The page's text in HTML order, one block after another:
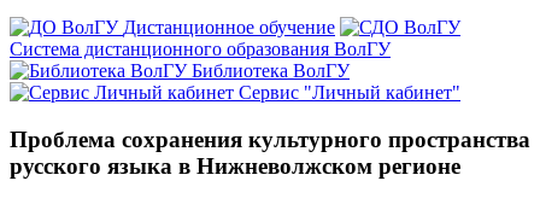
Дистанционное обучение
Система дистанционного образования ВолГУ
Библиотека ВолГУ
Сервис "Личный кабинет"
Проблема сохранения культурного пространства
русского языка в Нижневолжском регионе